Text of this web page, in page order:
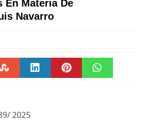
En Materia De
Navarro
2025